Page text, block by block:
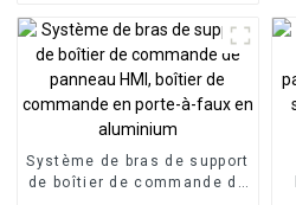
qualité
Système de bras de support
de boîtier de commande de